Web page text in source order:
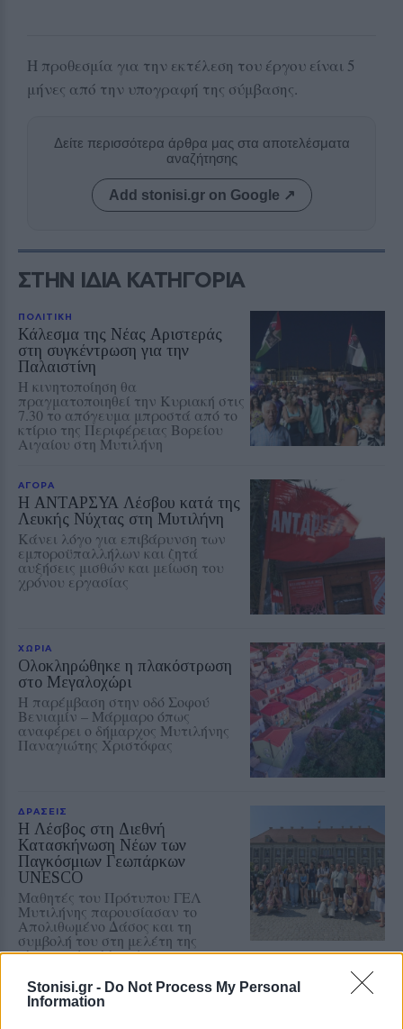
Stonisi.gr - Do Not Process My Personal
Information
Η προθεσμία για την εκτέλεση του έργου είναι 5
μήνες από την υπογραφή της σύμβασης.
Δείτε περισσότερα άρθρα μας στα αποτελέσματα
αναζήτησης
Add stonisi.gr on Google ↗
ΣΤΗΝ ΙΔΙΑ ΚΑΤΗΓΟΡΙΑ
ΠΟΛΙΤΙΚΗ
Κάλεσμα της Νέας Αριστεράς
στη συγκέντρωση για την
Παλαιστίνη
Η κινητοποίηση θα
πραγματοποιηθεί την Κυριακή στις
7.30 το απόγευμα μπροστά από το
κτίριο της Περιφέρειας Βορείου
Αιγαίου στη Μυτιλήνη
ΑΓΟΡΑ
Η ΑΝΤΑΡΣΥΑ Λέσβου κατά της
Λευκής Νύχτας στη Μυτιλήνη
Κάνει λόγο για επιβάρυνση των
εμποροϋπαλλήλων και ζητά
αυξήσεις μισθών και μείωση του
χρόνου εργασίας
ΧΩΡΙΑ
Ολοκληρώθηκε η πλακόστρωση
στο Μεγαλοχώρι
Η παρέμβαση στην οδό Σοφού
Βενιαμίν – Μάρμαρο όπως
αναφέρει ο δήμαρχος Μυτιλήνης
Παναγιώτης Χριστόφας
ΔΡΑΣΕΙΣ
Η Λέσβος στη Διεθνή
Κατασκήνωση Νέων των
Παγκόσμιων Γεωπάρκων
UNESCO
Μαθητές του Πρότυπου ΓΕΛ
Μυτιλήνης παρουσίασαν το
Απολιθωμένο Δάσος και τη
συμβολή του στη μελέτη της
κλιματικής αλλαγής
ΧΩΡΙΑ